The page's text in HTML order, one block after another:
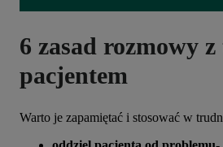
6 zasad rozmowy
pacjentem
Warto je zapamiętać i stosować w